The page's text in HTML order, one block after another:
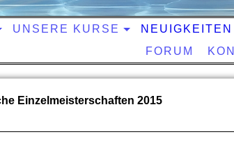
UNSERE KURSE NEUIGKEITEN
FORUM
Einzelmeisterschaften 2015